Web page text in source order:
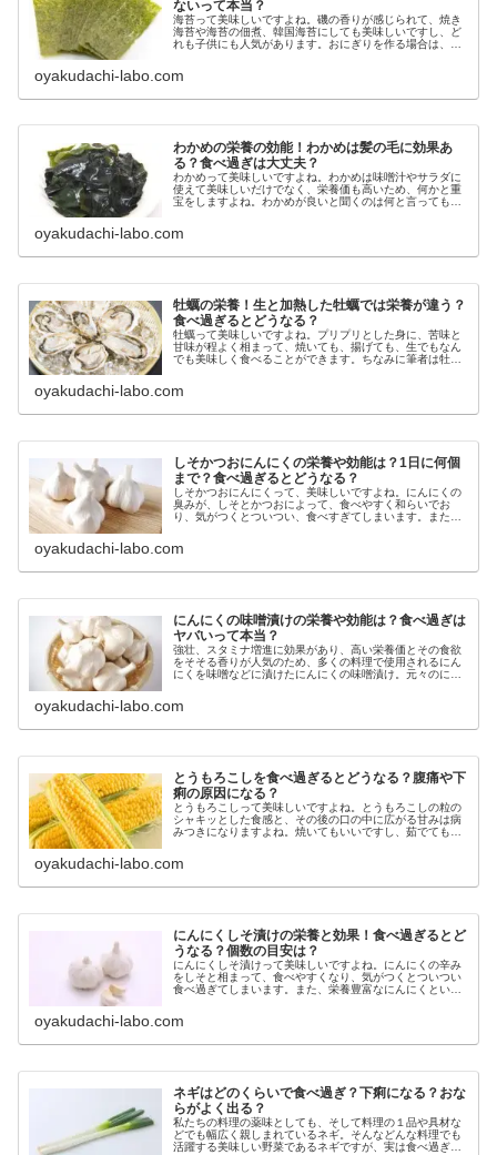
ないって本当？
海苔って美味しいですよね。磯の香りが感じられて、焼き
海苔や海苔の佃煮、韓国海苔にしても美味しいですし、ど
れも子供にも人気があります。おにぎりを作る場合は、海
oyakudachi-labo.com
わかめの栄養の効能！わかめは髪の毛に効果あ
る？食べ過ぎは大丈夫？
わかめって美味しいですよね。わかめは味噌汁やサラダに
使えて美味しいだけでなく、栄養価も高いため、何かと重
宝をしますよね。わかめが良いと聞くのは何と言っても髪
oyakudachi-labo.com
牡蠣の栄養！生と加熱した牡蠣では栄養が違う？
食べ過ぎるとどうなる？
牡蠣って美味しいですよね。プリプリとした身に、苦味と
甘味が程よく相まって、焼いても、揚げても、生でもなん
でも美味しく食べることができます。ちなみに筆者は牡蠣
oyakudachi-labo.com
しそかつおにんにくの栄養や効能は？1日に何個
まで？食べ過ぎるとどうなる？
しそかつおにんにくって、美味しいですよね。にんにくの
臭みが、しそとかつおによって、食べやすく和らいでお
り、気がつくとついつい、食べすぎてしまいます。また、
oyakudachi-labo.com
にんにくの味噌漬けの栄養や効能は？食べ過ぎは
ヤバいって本当？
強壮、スタミナ増進に効果があり、高い栄養価とその食欲
をそそる香りが人気のため、多くの料理で使用されるにん
にくを味噌などに漬けたにんにくの味噌漬け。元々のにん
oyakudachi-labo.com
とうもろこしを食べ過ぎるとどうなる？腹痛や下
痢の原因になる？
とうもろこしって美味しいですよね。とうもろこしの粒の
シャキッとした食感と、その後の口の中に広がる甘みは病
みつきになりますよね。焼いてもいいですし、茹でても、
oyakudachi-labo.com
にんにくしそ漬けの栄養と効果！食べ過ぎるとど
うなる？個数の目安は？
にんにくしそ漬けって美味しいですよね。にんにくの辛み
をしそと相まって、食べやすくなり、気がつくとついつい
食べ過ぎてしまいます。また、栄養豊富なにんにくという
oyakudachi-labo.com
ネギはどのくらいで食べ過ぎ？下痢になる？おな
らがよく出る？
私たちの料理の薬味としても、そして料理の１品や具材な
どでも幅広く親しまれているネギ。そんなどんな料理でも
活躍する美味しい野菜であるネギですが、実は食べ過ぎる